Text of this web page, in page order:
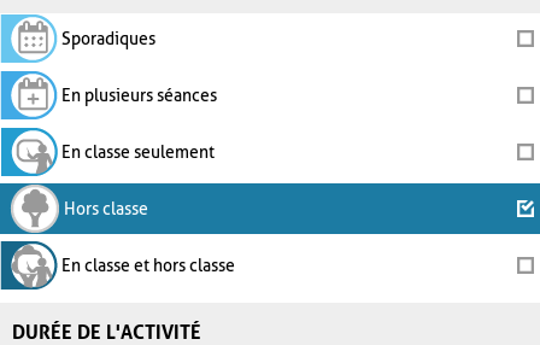
Sporadiques
En plusieurs séances
En classe seulement
Hors classe
En classe et hors classe
DURÉE DE L'ACTIVITÉ